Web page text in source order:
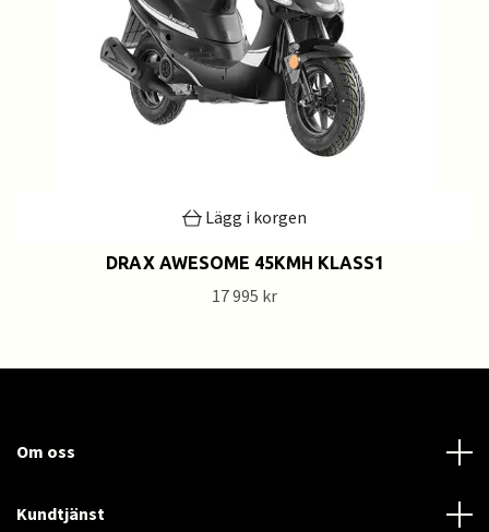
Lägg i korgen
DRAX AWESOME 45KMH KLASS1
17 995 kr
Om oss
Kundtjänst